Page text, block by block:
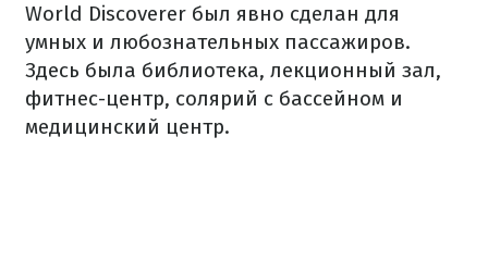
World Discoverer был явно сделан для
умных и любознательных пассажиров.
Здесь была библиотека, лекционный зал,
фитнес-центр, солярий с бассейном и
медицинский центр.